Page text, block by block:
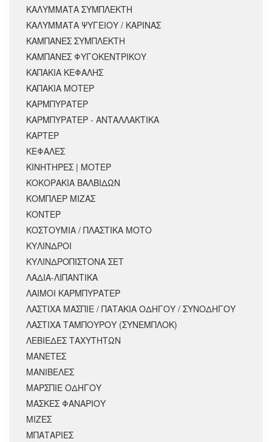
ΚΑΛΥΜΜΑΤΑ ΣΥΜΠΛΕΚΤΗ
ΚΑΛΥΜΜΑΤΑ ΨΥΓΕΙΟΥ / ΚΑΡΙΝΑΣ
ΚΑΜΠΑΝΕΣ ΣΥΜΠΛΕΚΤΗ
ΚΑΜΠΑΝΕΣ ΦΥΓΟΚΕΝΤΡΙΚΟΥ
ΚΑΠΑΚΙΑ ΚΕΦΑΛΗΣ
ΚΑΠΑΚΙΑ ΜΟΤΕΡ
ΚΑΡΜΠΥΡΑΤΕΡ
ΚΑΡΜΠΥΡΑΤΕΡ - ΑΝΤΑΛΛΑΚΤΙΚΑ
ΚΑΡΤΕΡ
ΚΕΦΑΛΕΣ
ΚΙΝΗΤΗΡΕΣ | ΜΟΤΕΡ
ΚΟΚΟΡΑΚΙΑ ΒΑΛΒΙΔΩΝ
ΚΟΜΠΛΕΡ ΜΙΖΑΣ
ΚΟΝΤΕΡ
ΚΟΣΤΟΥΜΙΑ / ΠΛΑΣΤΙΚΑ ΜΟΤΟ
ΚΥΛΙΝΔΡΟΙ
ΚΥΛΙΝΔΡΟΠΙΣΤΟΝΑ ΣΕΤ
ΛΑΔΙΑ-ΛΙΠΑΝΤΙΚΑ
ΛΑΙΜΟΙ ΚΑΡΜΠΥΡΑΤΕΡ
ΛΑΣΤΙΧΑ ΜΑΣΠΙΕ / ΠΑΤΑΚΙΑ ΟΔΗΓΟΥ / ΣΥΝΟΔΗΓΟΥ
ΛΑΣΤΙΧΑ ΤΑΜΠΟΥΡΟΥ (ΣΥΝΕΜΠΛΟΚ)
ΛΕΒΙΕΔΕΣ ΤΑΧΥΤΗΤΩΝ
ΜΑΝΕΤΕΣ
ΜΑΝΙΒΕΛΕΣ
ΜΑΡΣΠΙΕ ΟΔΗΓΟΥ
ΜΑΣΚΕΣ ΦΑΝΑΡΙΟΥ
ΜΙΖΕΣ
ΜΠΑΤΑΡΙΕΣ